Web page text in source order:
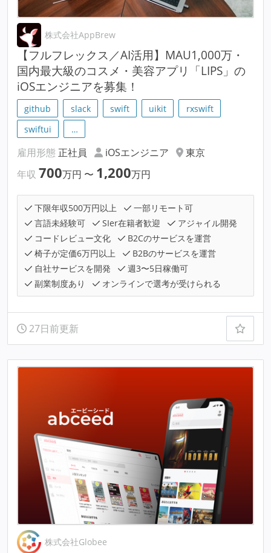
株式会社AppBrew
【フルフレックス／AI活用】MAU1,000万・
国内最大級のコスメ・美容アプリ「LIPS」の
iOSエンジニアを募集！
github slack swift uikit
rxswift
swiftui
…
雇用形態 正社員 iOSエンジニア
東京
年収 700万円 〜 1,200万円
下限年収500万円以上
一部リモート可
言語未経験可
SIer在籍者歓迎
アジャイル開発
コードレビュー文化
B2Cのサービスを運営
椅子が定価6万円以上
B2Bのサービスを運営
自社サービスを開発
週3〜5日稼働可
副業制度あり
オンラインで選考が受けられる
27日前更新
株式会社Globee